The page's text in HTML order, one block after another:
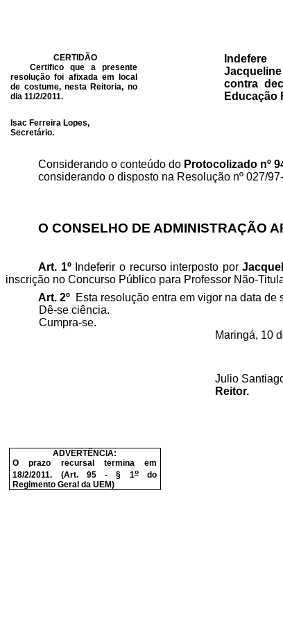
CERTIDÃO
Certifico que a presente
resolução foi afixada em local
de costume, nesta Reitoria, no
dia 11/2/2011.
Isac Ferreira Lopes,
Secretário.
contra
Educação
Considerando o conteúdo do Protocolizado nº
considerando o disposto na Resolução nº 027/
O CONSELHO DE ADMINISTRAÇÃO
Art. 1ºIndeferir o recurso interposto por
inscrição no Concurso Público para Professor Não-
Art. 2º Esta resolução entra em vigor na data
Dê-se ciência.
Cumpra-se.
Maringá, 10
Julio
Reitor.
ADVERTÊNCIA:
O prazo recursal termina em
18/2/2011. (Art. 95 - § 1odo
Regimento Geral da UEM)